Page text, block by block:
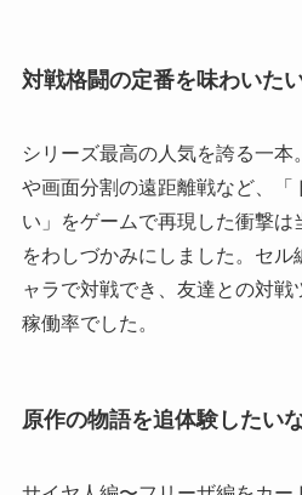
対戦格闘の定番を味わいた
シリーズ最高の人気を誇る一
や画面分割の遠距離戦など、「
い」をゲームで再現した衝撃
をわしづかみにしました。セル
ャラで対戦でき、友達との対
稼働率でした。
原作の物語を追体験したい